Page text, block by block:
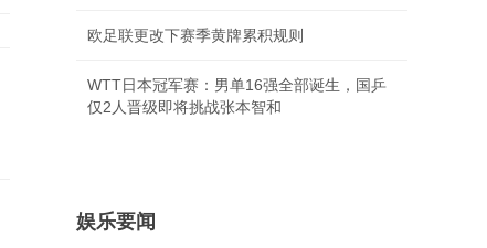
欧足联更改下赛季黄牌累积规则
WTT日本冠军赛：男单16强全部诞生，国乒
仅2人晋级即将挑战张本智和
娱乐要闻